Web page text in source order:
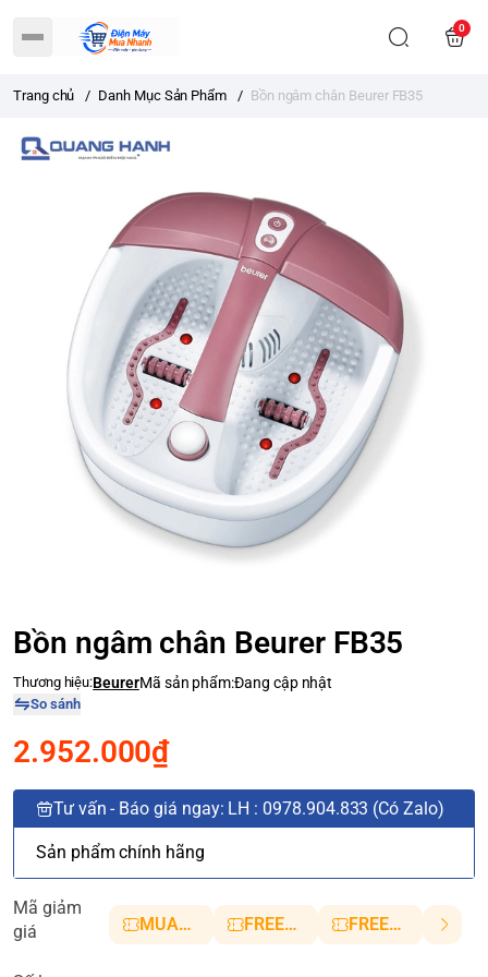
0
Trang chủ / Danh Mục Sản Phẩm / Bồn ngâm chân Beurer FB35
Bồn ngâm chân Beurer FB35
Thương hiệu:BeurerMã sản phẩm:Đang cập nhật
So sánh
2.952.000₫
Tư vấn - Báo giá ngay: LH : 0978.904.833 (Có Zalo)
Sản phẩm chính hãng
Mã giảm
giá
MUANHANH01 FREESHIP5 FREESHIP10